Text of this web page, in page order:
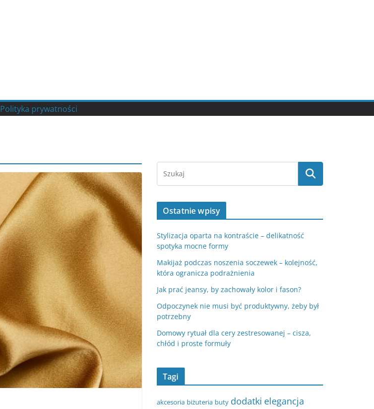
Polityka prywatności
Ostatnie wpisy
Stylizacja oparta na kontraście – delikatność
spotyka mocne formy
Makijaż podczas noszenia soczewek – kolejność,
która ogranicza podrażnienia
Jak prać jeansy, by zachowały kolor i fason?
Odpoczynek nie musi być produktywny, żeby był
potrzebny
Domowy rytuał dla cery zestresowanej – cisza,
chłód i proste formuły
Tagi
akcesoria biżuteria buty dodatki elegancja